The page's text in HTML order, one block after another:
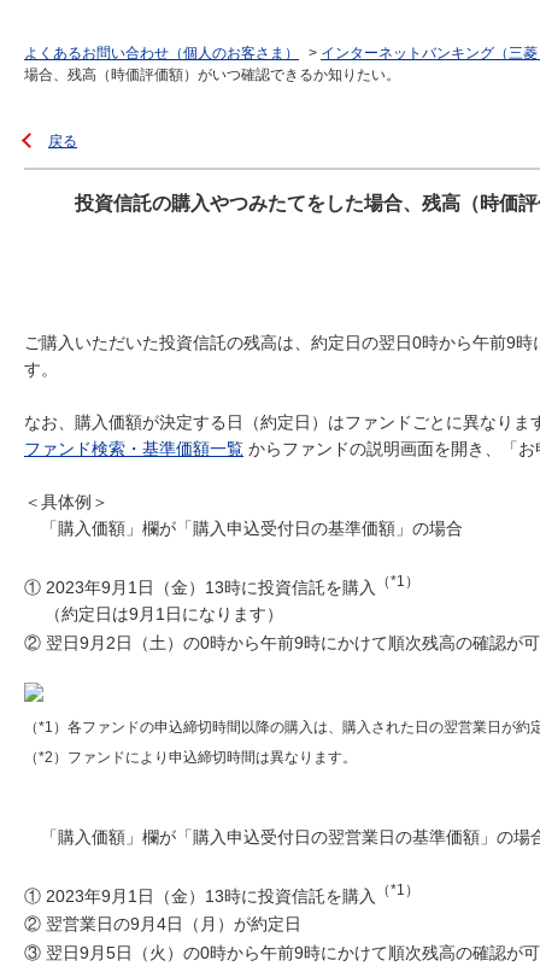
よくあるお問い合わせ（個人のお客さま） > インターネットバンキング（三
場合、残高（時価評価額）がいつ確認できるか知りたい。
戻る
投資信託の購入やつみたてをした場合、残高（時価
ご購入いただいた投資信託の残高は、約定日の翌日0時から午前9
す。
なお、購入価額が決定する日（約定日）はファンドごとに異なりま
ファンド検索・基準価額一覧 からファンドの説明画面を開き、「
＜具体例＞
「購入価額」欄が「購入申込受付日の基準価額」の場合
① 2023年9月1日（金）13時に投資信託を購入 （*1）
（約定日は9月1日になります）
② 翌日9月2日（土）の0時から午前9時にかけて順次残高の確認が
（*1）各ファンドの申込締切時間以降の購入は、購入された日の翌営業日が約
（*2）ファンドにより申込締切時間は異なります。
「購入価額」欄が「購入申込受付日の翌営業日の基準価額」の場
① 2023年9月1日（金）13時に投資信託を購入 （*1）
② 翌営業日の9月4日（月）が約定日
③ 翌日9月5日（火）の0時から午前9時にかけて順次残高の確認が